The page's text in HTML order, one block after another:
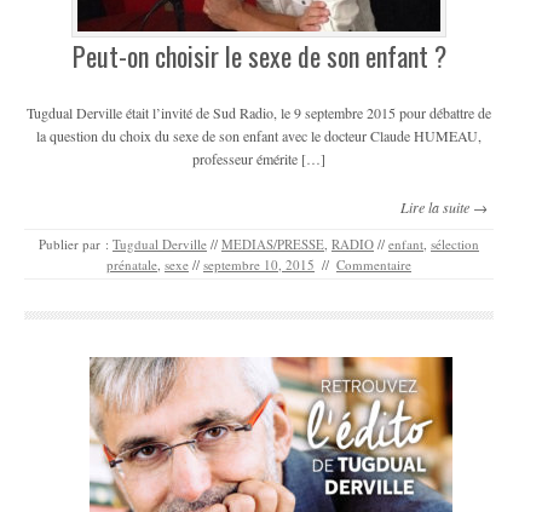
Peut-on choisir le sexe de son enfant ?
Tugdual Derville était l’invité de Sud Radio, le 9 septembre 2015 pour débattre de
la question du choix du sexe de son enfant avec le docteur Claude HUMEAU,
professeur émérite […]
Lire la suite →
Publier par : Tugdual Derville // MEDIAS/PRESSE RADIO // enfant sélection
prénatale sexe // septembre 10, 2015 // Commentaire